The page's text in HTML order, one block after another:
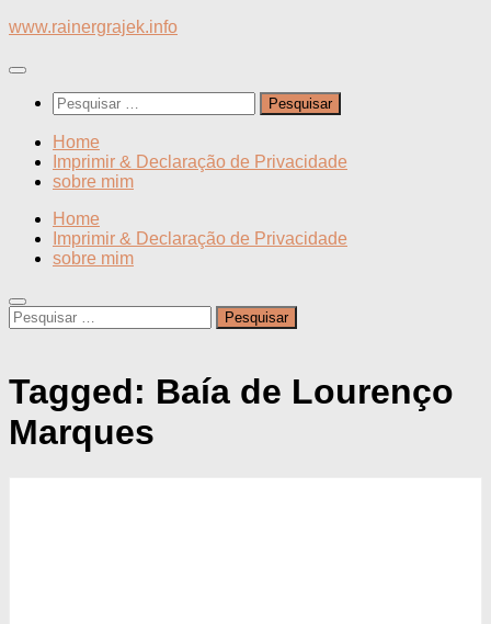
Skip
content
www.rainergrajek.info
Pesquisar
por:
Home
Imprimir & Declaração de Privacidade
sobre mim
Home
Imprimir & Declaração de Privacidade
sobre mim
Pesquisar
por:
Tagged: Baía de Lourenço
Marques